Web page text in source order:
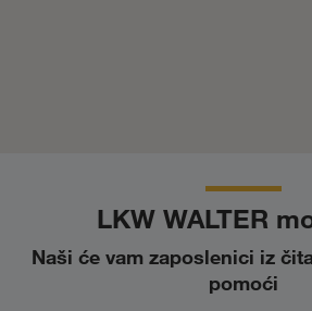
LKW WALTER
Naši će vam zaposlenici iz
pomoći